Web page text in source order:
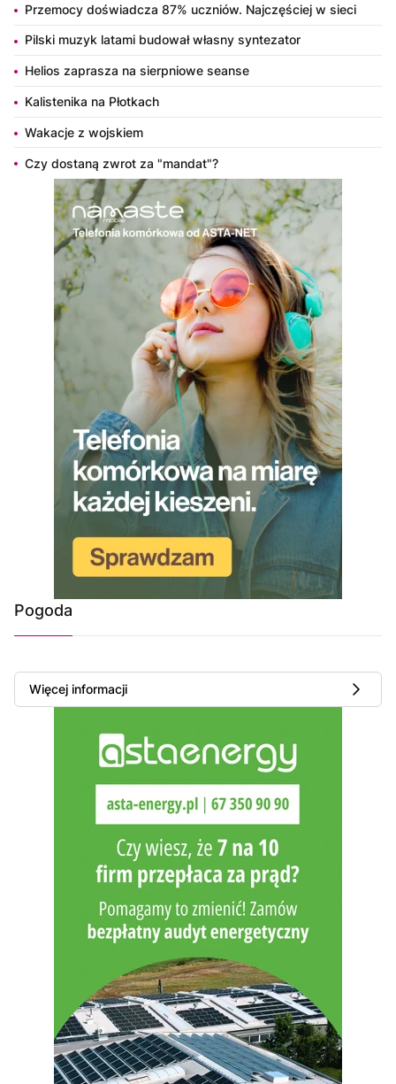
Przemocy doświadcza 87% uczniów. Najczęściej w sieci
Pilski muzyk latami budował własny syntezator
Helios zaprasza na sierpniowe seanse
Kalistenika na Płotkach
Wakacje z wojskiem
Czy dostaną zwrot za "mandat"?
Pogoda
Więcej informacji